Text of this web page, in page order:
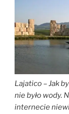
Lajatico –Jak
nie było wody.
internecie